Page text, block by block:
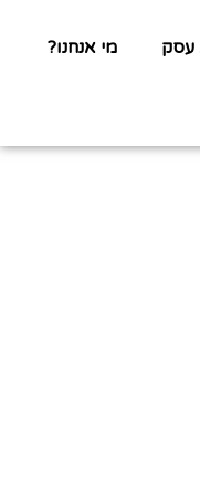
עסק מי אנחנו?